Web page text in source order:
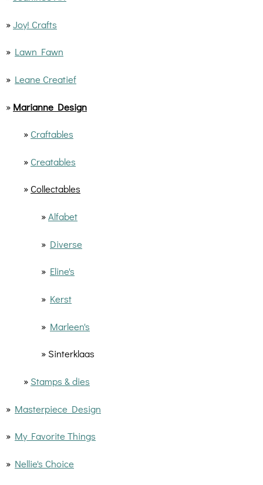
»Joy! Crafts
» Lawn Fawn
» Leane Creatief
» Marianne Design
» Craftables
» Creatables
» Collectables
»Alfabet
» Diverse
» Eline's
» Kerst
» Marleen's
» Sinterklaas
» Stamps & dies
» Masterpiece Design
» My Favorite Things
» Nellie's Choice